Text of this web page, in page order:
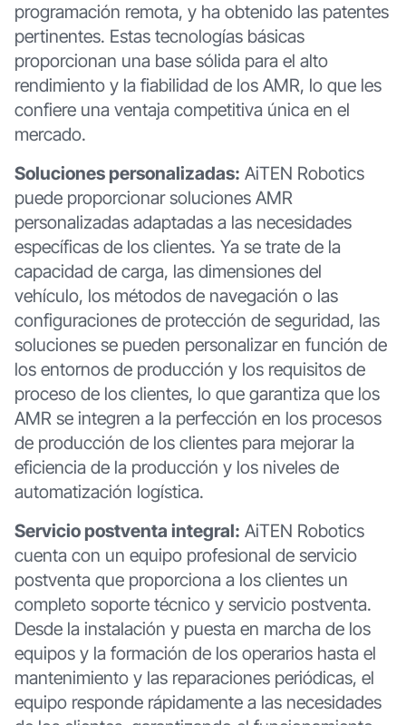
programación remota, y ha obtenido las patentes
pertinentes. Estas tecnologías básicas
proporcionan una base sólida para el alto
rendimiento y la fiabilidad de los AMR, lo que les
confiere una ventaja competitiva única en el
mercado.
Soluciones personalizadas: AiTEN Robotics
puede proporcionar soluciones AMR
personalizadas adaptadas a las necesidades
específicas de los clientes. Ya se trate de la
capacidad de carga, las dimensiones del
vehículo, los métodos de navegación o las
configuraciones de protección de seguridad, las
soluciones se pueden personalizar en función de
los entornos de producción y los requisitos de
proceso de los clientes, lo que garantiza que los
AMR se integren a la perfección en los procesos
de producción de los clientes para mejorar la
eficiencia de la producción y los niveles de
automatización logística.
Servicio postventa integral: AiTEN Robotics
cuenta con un equipo profesional de servicio
postventa que proporciona a los clientes un
completo soporte técnico y servicio postventa.
Desde la instalación y puesta en marcha de los
equipos y la formación de los operarios hasta el
mantenimiento y las reparaciones periódicas, el
equipo responde rápidamente a las necesidades